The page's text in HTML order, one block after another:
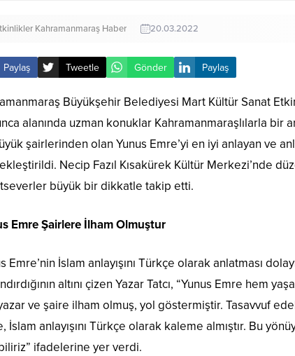
Kahramanmaraş Haber 20.03.2022
Paylaş Tweetle Gönder Paylaş
Büyükşehir Belediyesi Mart Kültür Sanat
alanında uzman konuklar Kahramanmaraşlılarla bir
şairlerinden olan Yunus Emre’yi en iyi anlayan ve
Necip Fazıl Kısakürek Kültür Merkezi’nde
büyük bir dikkatle takip etti.
Emre Şairlere İlham Olmuştur
Emre’nin İslam anlayışını Türkçe olarak anlatması
altını çizen Yazar Tatcı, “Yunus Emre hem
ve şaire ilham olmuş, yol göstermiştir. Tasavvuf
İslam anlayışını Türkçe olarak kaleme almıştır. Bu
ifadelerine yer verdi.